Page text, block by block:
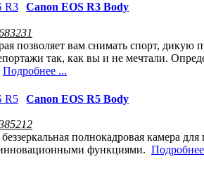
Canon EOS R3 Body
позволяет вам снимать спорт, дикую
так, как вы и не мечтали.
Подробнее ...
Canon EOS R5 Body
полнокадровая камера
функциями.